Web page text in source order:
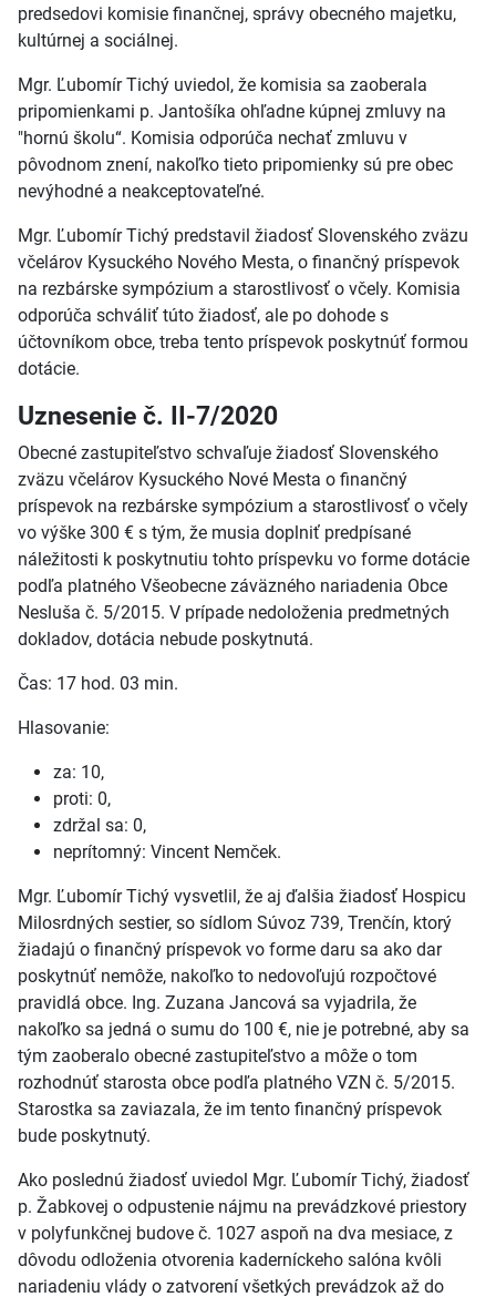
predsedovi komisie finančnej, správy obecného majetku,
kultúrnej a sociálnej.
Mgr. Ľubomír Tichý uviedol, že komisia sa zaoberala
pripomienkami p. Jantošíka ohľadne kúpnej zmluvy na
"hornú školu“. Komisia odporúča nechať zmluvu v
pôvodnom znení, nakoľko tieto pripomienky sú pre obec
nevýhodné a neakceptovateľné.
Mgr. Ľubomír Tichý predstavil žiadosť Slovenského zväzu
včelárov Kysuckého Nového Mesta, o finančný príspevok
na rezbárske sympózium a starostlivosť o včely. Komisia
odporúča schváliť túto žiadosť, ale po dohode s
účtovníkom obce, treba tento príspevok poskytnúť formou
dotácie.
Uznesenie č. II-7/2020
Obecné zastupiteľstvo schvaľuje žiadosť Slovenského
zväzu včelárov Kysuckého Nové Mesta o finančný
príspevok na rezbárske sympózium a starostlivosť o včely
vo výške 300 € s tým, že musia doplniť predpísané
náležitosti k poskytnutiu tohto príspevku vo forme dotácie
podľa platného Všeobecne záväzného nariadenia Obce
Nesluša č. 5/2015. V prípade nedoloženia predmetných
dokladov, dotácia nebude poskytnutá.
Čas: 17 hod. 03 min.
Hlasovanie:
za: 10,
proti: 0,
zdržal sa: 0,
neprítomný: Vincent Nemček.
Mgr. Ľubomír Tichý vysvetlil, že aj ďalšia žiadosť Hospicu
Milosrdných sestier, so sídlom Súvoz 739, Trenčín, ktorý
žiadajú o finančný príspevok vo forme daru sa ako dar
poskytnúť nemôže, nakoľko to nedovoľujú rozpočtové
pravidlá obce. Ing. Zuzana Jancová sa vyjadrila, že
nakoľko sa jedná o sumu do 100 €, nie je potrebné, aby sa
tým zaoberalo obecné zastupiteľstvo a môže o tom
rozhodnúť starosta obce podľa platného VZN č. 5/2015.
Starostka sa zaviazala, že im tento finančný príspevok
bude poskytnutý.
Ako poslednú žiadosť uviedol Mgr. Ľubomír Tichý, žiadosť
p. Žabkovej o odpustenie nájmu na prevádzkové priestory
v polyfunkčnej budove č. 1027 aspoň na dva mesiace, z
dôvodu odloženia otvorenia kaderníckeho salóna kvôli
nariadeniu vlády o zatvorení všetkých prevádzok až do